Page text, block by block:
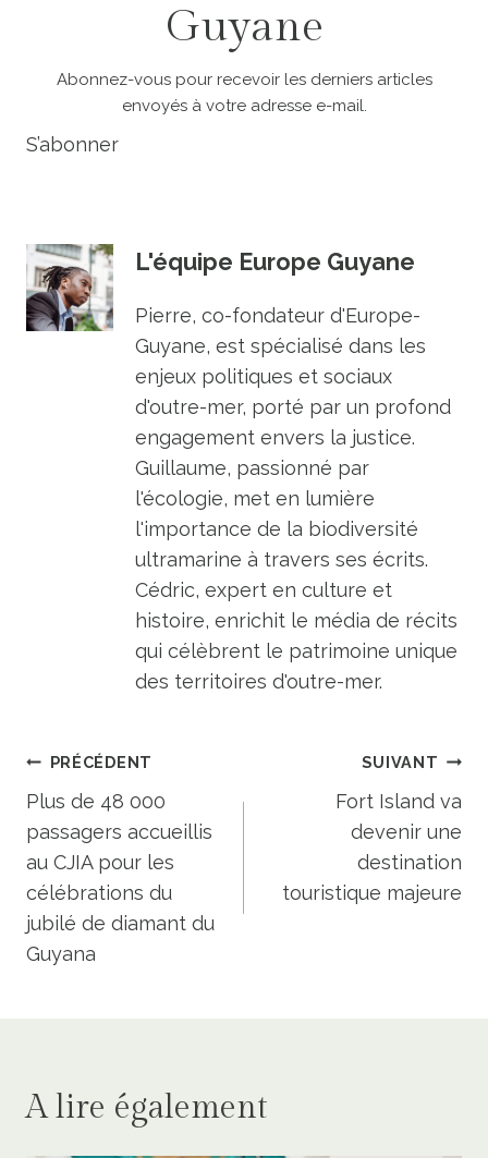
Guyane
Abonnez-vous pour recevoir les derniers articles
envoyés à votre adresse e-mail.
S’abonner
L'équipe Europe Guyane
Pierre, co-fondateur d'Europe-
Guyane, est spécialisé dans les
enjeux politiques et sociaux
d'outre-mer, porté par un profond
engagement envers la justice.
Guillaume, passionné par
l'écologie, met en lumière
l'importance de la biodiversité
ultramarine à travers ses écrits.
Cédric, expert en culture et
histoire, enrichit le média de récits
qui célèbrent le patrimoine unique
des territoires d'outre-mer.
Navigation
de
l’article
PRÉCÉDENT
Plus de 48 000
passagers accueillis
au CJIA pour les
célébrations du
jubilé de diamant du
Guyana
SUIVANT
Fort Island va
devenir une
destination
touristique majeure
A lire également